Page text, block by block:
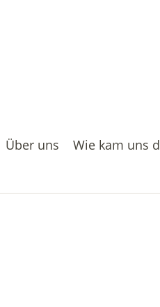
Über uns Wie kam uns